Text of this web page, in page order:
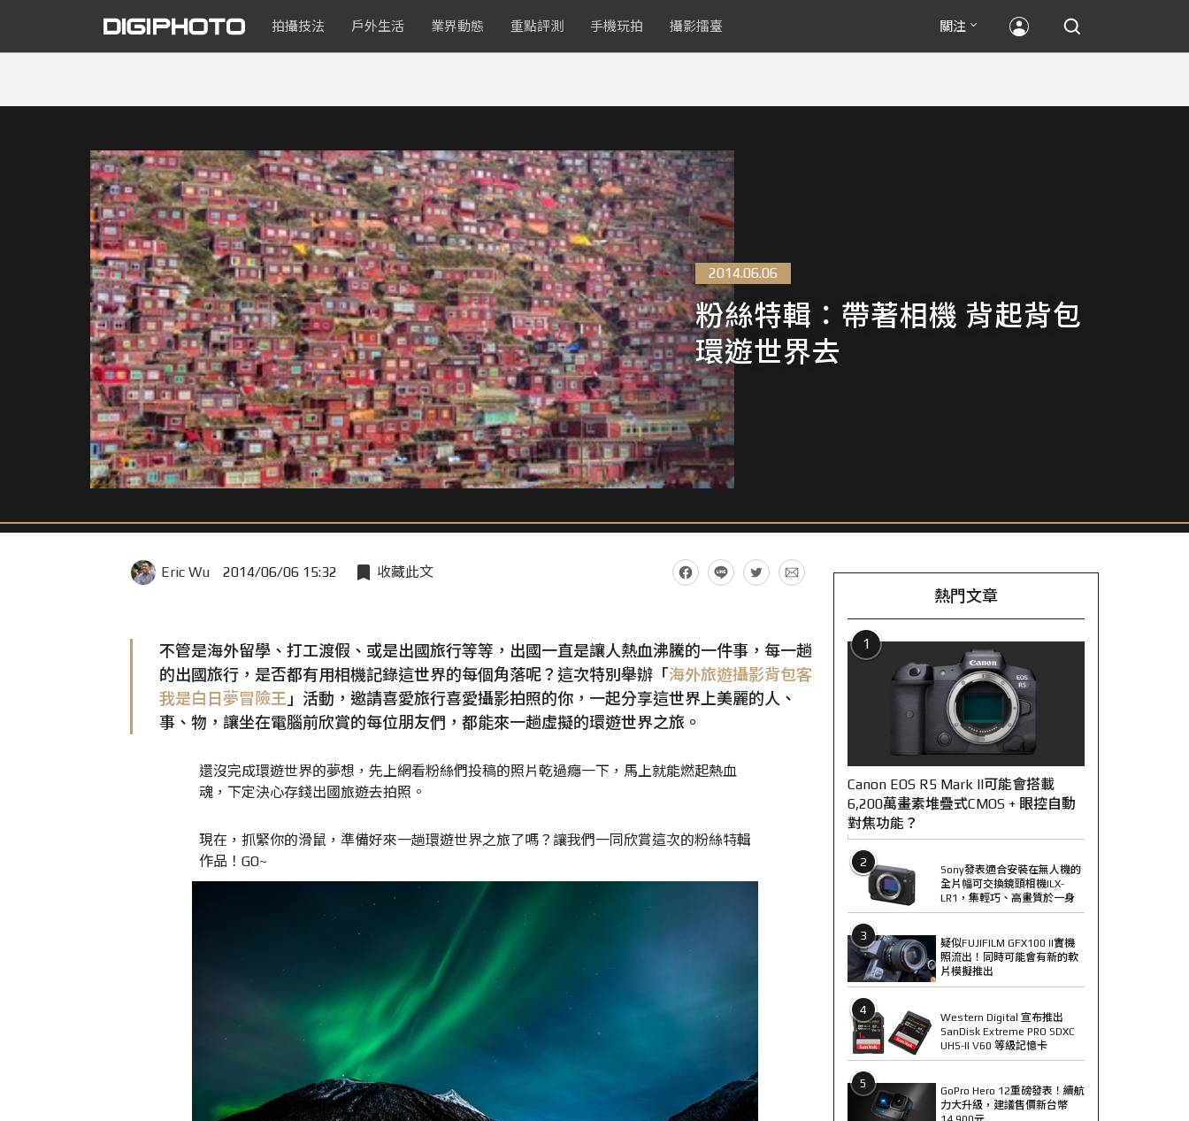
拍攝技法 戶外生活 業界動態 重點評測 手機玩拍 攝影擂臺 關注
2014.06.06
粉絲特輯：帶著相機 背起背包
環遊世界去
Eric Wu 2014/06/06 15:32 收藏此文
不管是海外留學、打工渡假、或是出國旅行等等，出國一直是讓人熱血沸騰的一件事，每一趟
的出國旅行，是否都有用相機記錄這世界的每個角落呢？這次特別舉辦「海外旅遊攝影背包客
我是白日夢冒險王 」活動，邀請喜愛旅行喜愛攝影拍照的你，一起分享這世界上美麗的人、
事、物，讓坐在電腦前欣賞的每位朋友們，都能來一趟虛擬的環遊世界之旅。
還沒完成環遊世界的夢想，先上網看粉絲們投稿的照片乾過癮一下，馬上就能燃起熱血
魂，下定決心存錢出國旅遊去拍照。
現在，抓緊你的滑鼠，準備好來一趟環遊世界之旅了嗎？讓我們一同欣賞這次的粉絲特輯
作品！GO~
熱門文章
1
Canon EOS R5 Mark II可能會搭載
6,200萬畫素堆疊式CMOS + 眼控自動
對焦功能？
2
Sony發表適合安裝在無人機的
全片幅可交換鏡頭相機ILX-
LR1，集輕巧、高畫質於一身
3
疑似FUJIFILM GFX100 II實機
照流出！同時可能會有新的軟
片模擬推出
4
Western Digital 宣布推出
SanDisk Extreme PRO SDXC
UHS-II V60 等級記憶卡
5
GoPro Hero 12重磅發表！續航
力大升級，建議售價新台幣